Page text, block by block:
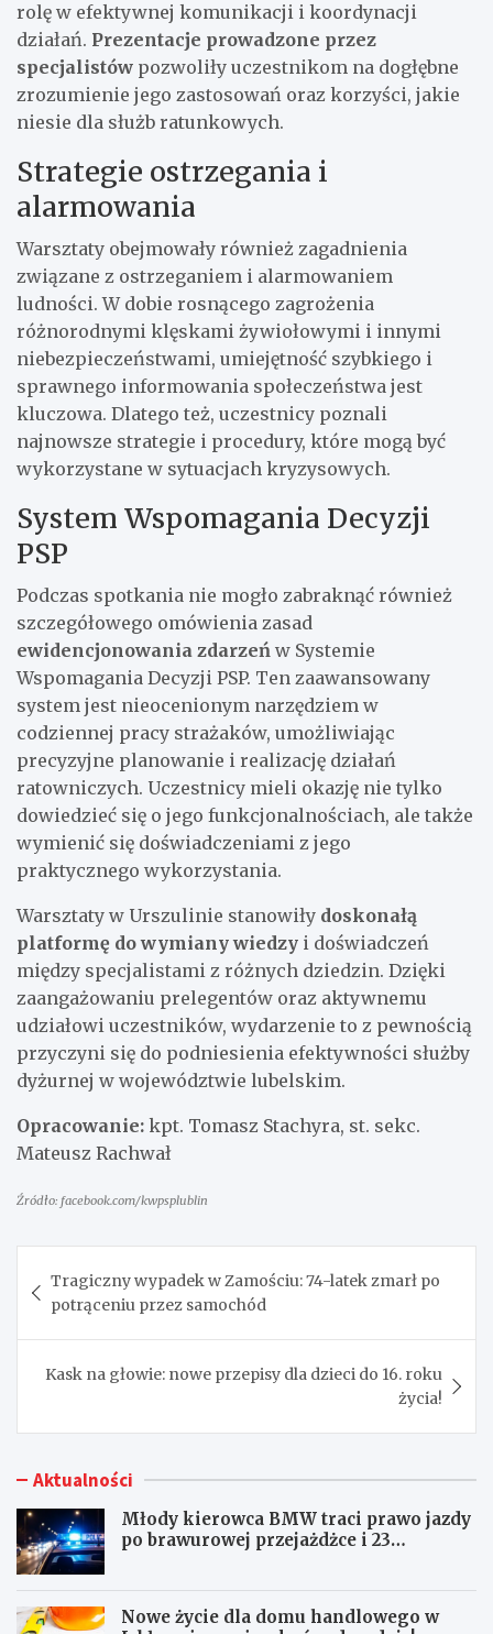
rolę w efektywnej komunikacji i koordynacji
działań. Prezentacje prowadzone przez
specjalistów pozwoliły uczestnikom na dogłębne
zrozumienie jego zastosowań oraz korzyści, jakie
niesie dla służb ratunkowych.
Strategie ostrzegania i
alarmowania
Warsztaty obejmowały również zagadnienia
związane z ostrzeganiem i alarmowaniem
ludności. W dobie rosnącego zagrożenia
różnorodnymi klęskami żywiołowymi i innymi
niebezpieczeństwami, umiejętność szybkiego i
sprawnego informowania społeczeństwa jest
kluczowa. Dlatego też, uczestnicy poznali
najnowsze strategie i procedury, które mogą być
wykorzystane w sytuacjach kryzysowych.
System Wspomagania Decyzji
PSP
Podczas spotkania nie mogło zabraknąć również
szczegółowego omówienia zasad
ewidencjonowania zdarzeń w Systemie
Wspomagania Decyzji PSP. Ten zaawansowany
system jest nieocenionym narzędziem w
codziennej pracy strażaków, umożliwiając
precyzyjne planowanie i realizację działań
ratowniczych. Uczestnicy mieli okazję nie tylko
dowiedzieć się o jego funkcjonalnościach, ale także
wymienić się doświadczeniami z jego
praktycznego wykorzystania.
Warsztaty w Urszulinie stanowiły doskonałą
platformę do wymiany wiedzy i doświadczeń
między specjalistami z różnych dziedzin. Dzięki
zaangażowaniu prelegentów oraz aktywnemu
udziałowi uczestników, wydarzenie to z pewnością
przyczyni się do podniesienia efektywności służby
dyżurnej w województwie lubelskim.
Opracowanie: kpt. Tomasz Stachyra, st. sekc.
Mateusz Rachwał
Źródło: facebook.com/kwpsplublin
wpisu
Tragiczny wypadek w Zamościu: 74-latek zmarł po
potrąceniu przez samochód
Kask na głowie: nowe przepisy dla dzieci do 16. roku
życia!
Aktualności
Młody kierowca BMW traci prawo jazdy
po brawurowej przejażdżce i 23
Nowe życie dla domu handlowego w